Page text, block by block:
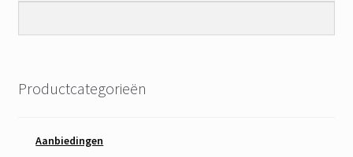
Productcategorieën
Aanbiedingen